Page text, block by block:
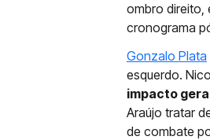
ombro direito,
cronograma
Gonzalo Plata
esquerdo.
impacto
Araújo tratar
de combate